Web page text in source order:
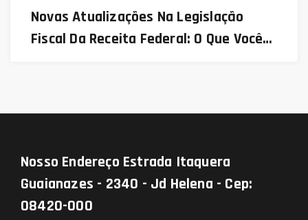
Novas Atualizações Na Legislação
Fiscal Da Receita Federal: O Que Você
Nosso Endereço Estrada Itaquera
Guaianazes - 2340 - Jd Helena - Cep:
08420-000